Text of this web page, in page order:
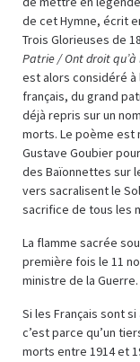
de cet Hymne, écrit
Trois Glorieuses de
Patrie / Ont droit
est alors considéré à
français, du grand
déjà repris sur un
morts. Le poème est
Gustave Goubier
des Baïonnettes sur
vers sacralisent le
sacrifice de tous les
La flamme sacrée
première fois le 11
ministre de la Guerre.
Si les Français sont
c’est parce qu’un
morts entre 1914 et